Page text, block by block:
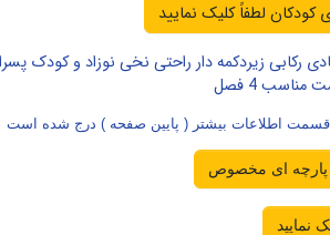
کودکان لطفاً کلیک نمایید
رکابی زیردکمه دار راحتی نخی نوزاد و کودک
مناسب 4 فصل
قسمت اطلاعات بیشتر ( پایین صفحه ) درج شده است
پارچه ای مخصوص
نمایید